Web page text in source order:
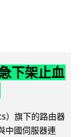
下架止血
）旗下的路由器
中國伺服器連